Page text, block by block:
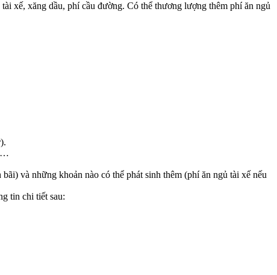
xế, xăng dầu, phí cầu đường. Có thể thương lượng thêm phí ăn ngủ
và những khoản nào có thể phát sinh thêm (phí ăn ngủ tài xế nếu
tin chi tiết sau: